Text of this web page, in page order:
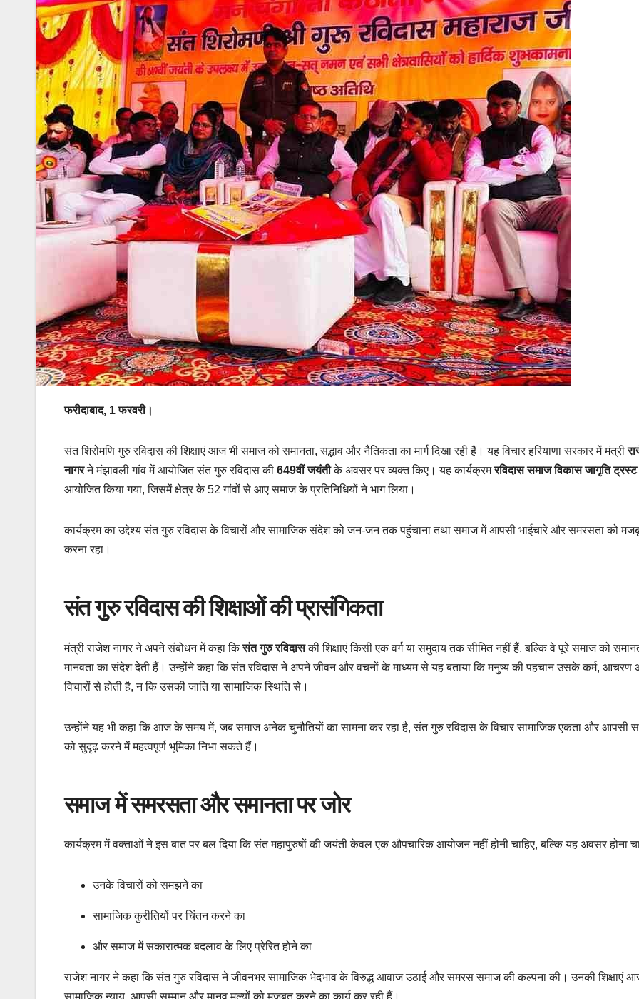
फरीदाबाद, 1 फरवरी।
संत शिरोमणि गुरु रविदास की शिक्षाएं आज भी समाज को समानता, सद्भाव और नैतिकता का मार्ग दिखा रही हैं। यह विचार हरियाणा सरकार में मंत्री
नागरने मंझावली गांव में आयोजित संत गुरु रविदास की 649वीं जयंतीके अवसर पर व्यक्त किए। यह कार्यक्रमरविदास समाज विकास जागृति ट्रस्ट
आयोजित किया गया, जिसमें क्षेत्र के 52 गांवों से आए समाज के प्रतिनिधियों ने भाग लिया।
कार्यक्रम का उद्देश्य संत गुरु रविदास के विचारों और सामाजिक संदेश को जन-जन तक पहुंचाना तथा समाज में आपसी भाईचारे और समरसता को
करना रहा।
संत गुरु रविदास की शिक्षाओं की प्रासंगिकता
मंत्री राजेश नागर ने अपने संबोधन में कहा किसंत गुरु रविदासकी शिक्षाएं किसी एक वर्ग या समुदाय तक सीमित नहीं हैं, बल्कि वे पूरे समाज को
मानवता का संदेश देती हैं। उन्होंने कहा कि संत रविदास ने अपने जीवन और वचनों के माध्यम से यह बताया कि मनुष्य की पहचान उसके कर्म, आचरण
विचारों से होती है, न कि उसकी जाति या सामाजिक स्थिति से।
उन्होंने यह भी कहा कि आज के समय में, जब समाज अनेक चुनौतियों का सामना कर रहा है, संत गुरु रविदास के विचार सामाजिक एकता और आपसी
को सुदृढ़ करने में महत्वपूर्ण भूमिका निभा सकते हैं।
समाज में समरसता और समानता पर जोर
कार्यक्रम में वक्ताओं ने इस बात पर बल दिया कि संत महापुरुषों की जयंती केवल एक औपचारिक आयोजन नहीं होनी चाहिए, बल्कि यह अवसर होना
उनके विचारों को समझने का
सामाजिक कुरीतियों पर चिंतन करने का
और समाज में सकारात्मक बदलाव के लिए प्रेरित होने का
राजेश नागर ने कहा कि संत गुरु रविदास ने जीवनभर सामाजिक भेदभाव के विरुद्ध आवाज उठाई और समरस समाज की कल्पना की। उनकी शिक्षाएं